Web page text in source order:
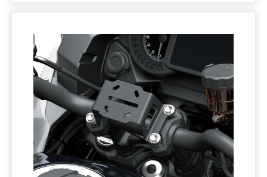
en montagematerialen inbegrepen.